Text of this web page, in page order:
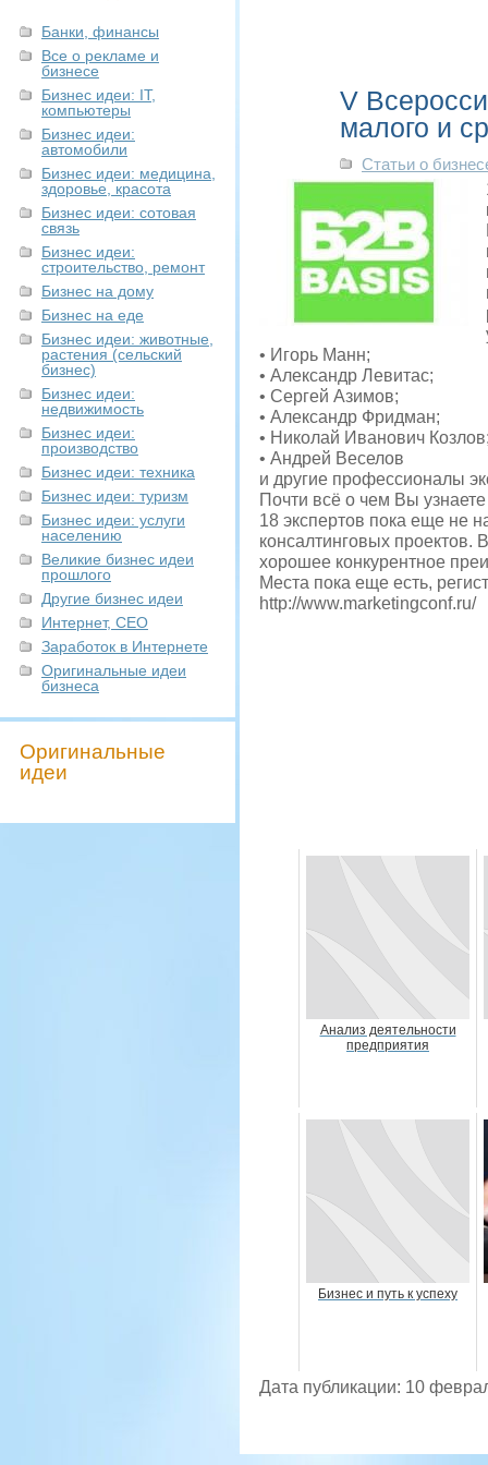
Банки, финансы
Все о рекламе и
бизнесе
Бизнес идеи: IT,
компьютеры
Бизнес идеи:
автомобили
Бизнес идеи: медицина,
здоровье, красота
Бизнес идеи: сотовая
связь
Бизнес идеи:
строительство, ремонт
Бизнес на дому
Бизнес на еде
Бизнес идеи: животные,
растения (сельский
бизнес)
Бизнес идеи:
недвижимость
Бизнес идеи:
производство
Бизнес идеи: техника
Бизнес идеи: туризм
Бизнес идеи: услуги
населению
Великие бизнес идеи
прошлого
Другие бизнес идеи
Интернет, СЕО
Заработок в Интернете
Оригинальные идеи
бизнеса
Оригинальные
идеи
V
малого и
Статьи о
• Игорь Манн;
• Александр Левитас;
• Сергей Азимов;
• Александр Фридман;
• Николай Иванович
• Андрей Веселов
и другие профессионалы
Почти всё о чем Вы
18 экспертов пока еще не
консалтинговых проектов.
хорошее конкурентное
Места пока еще есть,
http://www.marketingconf.ru/
Анализ деятельности
предприятия
Бизнес и путь к успеху
Дата публикации: 10